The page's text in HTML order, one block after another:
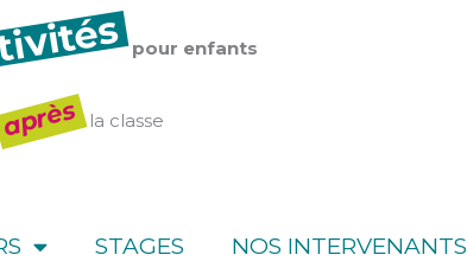
pour enfants
après la classe
STAGES NOS INTERVENANTS